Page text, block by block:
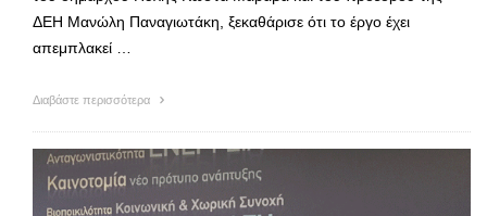
ΔΕΗ Μανώλη Παναγιωτάκη, ξεκαθάρισε ότι το έργο έχει
απεμπλακεί …
Διαβάστε περισσότερα